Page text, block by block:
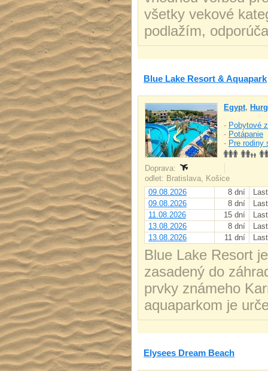
všetky vekové
podlažím,
Blue Lake Resort & Aquapark
Egypt,
- Pobytové
- Potápanie
- Pre rodiny
Doprava:
odlet: Bratislava, Košice
09.08.2026
8 dní
09.08.2026
8 dní
11.08.2026
15 dní
13.08.2026
8 dní
13.08.2026
11 dní
Blue Lake Resort
zasadený do
prvky známeho
aquaparkom je
Elysees Dream Beach